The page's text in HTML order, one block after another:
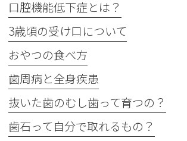
口腔機能低下症とは？
3歳頃の受け口について
おやつの食べ方
歯周病と全身疾患
抜いた歯のむし歯って育つの？
歯石って自分で取れるもの？